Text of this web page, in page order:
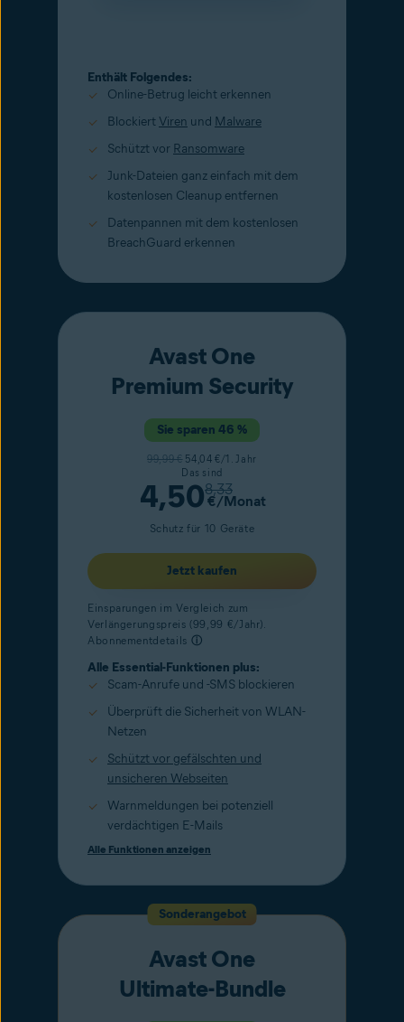
Enthält Folgendes:
Online-Betrug leicht erkennen
Blockiert Viren und Malware
Schützt vor Ransomware
Junk-Dateien ganz einfach mit dem
kostenlosen Cleanup entfernen
Datenpannen mit dem kostenlosen
BreachGuard erkennen
Avast One
Premium Security
Sie sparen 46 %
99,99 € 54,04 €/1. Jahr
Das sind
4,508,33
€/Monat
Schutz für 10 Geräte
Jetzt kaufen
Einsparungen im Vergleich zum
Verlängerungspreis (99,99 €/Jahr).
Abonnementdetails ⓘ
Alle Essential-Funktionen plus:
Scam-Anrufe und -SMS blockieren
Überprüft die Sicherheit von WLAN-
Netzen
Schützt vor gefälschten und
unsicheren Webseiten
Warnmeldungen bei potenziell
verdächtigen E-Mails
Alle Funktionen anzeigen
Sonderangebot
Avast One
Ultimate-Bundle